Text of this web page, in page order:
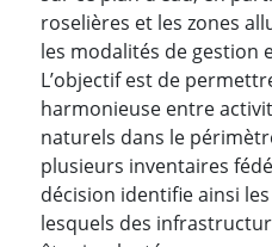
roselières et les zones
les modalités de gestion
L’objectif est de
harmonieuse entre
naturels dans le
plusieurs inventaires
décision identifie ainsi
lesquels des